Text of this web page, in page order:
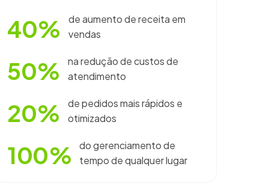
40%
de aumento de receita em
vendas
50%
na redução de custos de
atendimento
20%
de pedidos mais rápidos e
otimizados
100%
do gerenciamento de
tempo de qualquer lugar